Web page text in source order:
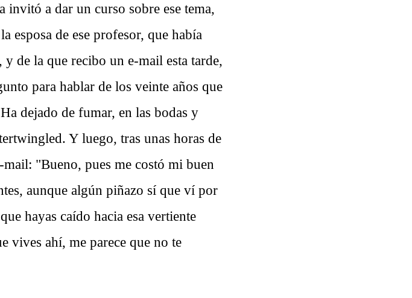
a dar un curso sobre ese tema,
esposa de ese profesor, que había
de la que recibo un e-mail esta tarde,
para hablar de los veinte años que
dejado de fumar, en las bodas y
Y luego, tras unas horas de
"Bueno, pues me costó mi buen
aunque algún piñazo sí que ví por
hayas caído hacia esa vertiente
vives ahí, me parece que no te